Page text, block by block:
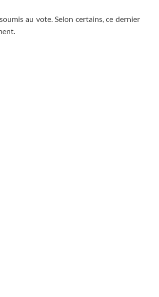
au vote. Selon certains, ce dernier